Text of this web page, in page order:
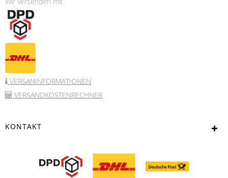
VERSANINFORMATIONEN
VERSANDKOSTENRECHNER
KONTAKT